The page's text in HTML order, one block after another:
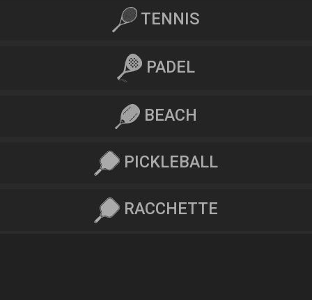
TENNIS
PADEL
BEACH
PICKLEBALL
RACCHETTE